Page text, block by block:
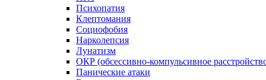
Психопатия
Клептомания
Социофобия
Нарколепсия
Лунатизм
ОКР (обсессивно-компульсивное
Панические атаки